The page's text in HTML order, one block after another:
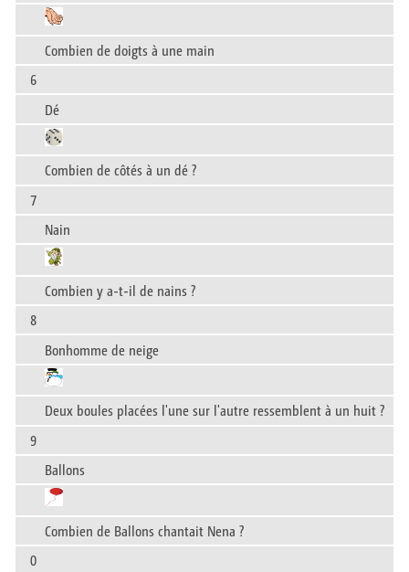
Combien de doigts à une main
6
Dé
Combien de côtés à un dé ?
7
Nain
Combien y a-t-il de nains ?
8
Bonhomme de neige
Deux boules placées l'une sur l'autre ressemblent à un huit ?
9
Ballons
Combien de Ballons chantait Nena ?
0